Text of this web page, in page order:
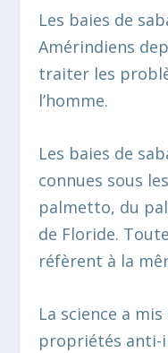
Les baies de
Amérindiens
traiter les
l’homme.
Les baies de
connues sous
palmetto, du
de Floride.
réfèrent à la
La science a
propriétés anti-